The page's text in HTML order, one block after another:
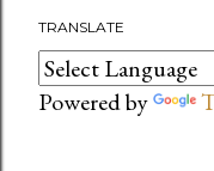
s
t
TRANSLATE
Powered by